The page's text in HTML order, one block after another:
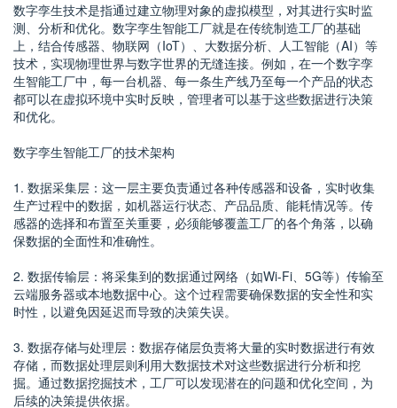
数字孪生技术是指通过建立物理对象的虚拟模型，对其进行实时监
测、分析和优化。数字孪生智能工厂就是在传统制造工厂的基础
上，结合传感器、物联网（IoT）、大数据分析、人工智能（AI）等
技术，实现物理世界与数字世界的无缝连接。例如，在一个数字孪
生智能工厂中，每一台机器、每一条生产线乃至每一个产品的状态
都可以在虚拟环境中实时反映，管理者可以基于这些数据进行决策
和优化。
数字孪生智能工厂的技术架构
1. 数据采集层：这一层主要负责通过各种传感器和设备，实时收集
生产过程中的数据，如机器运行状态、产品品质、能耗情况等。传
感器的选择和布置至关重要，必须能够覆盖工厂的各个角落，以确
保数据的全面性和准确性。
2. 数据传输层：将采集到的数据通过网络（如Wi-Fi、5G等）传输至
云端服务器或本地数据中心。这个过程需要确保数据的安全性和实
时性，以避免因延迟而导致的决策失误。
3. 数据存储与处理层：数据存储层负责将大量的实时数据进行有效
存储，而数据处理层则利用大数据技术对这些数据进行分析和挖
掘。通过数据挖掘技术，工厂可以发现潜在的问题和优化空间，为
后续的决策提供依据。